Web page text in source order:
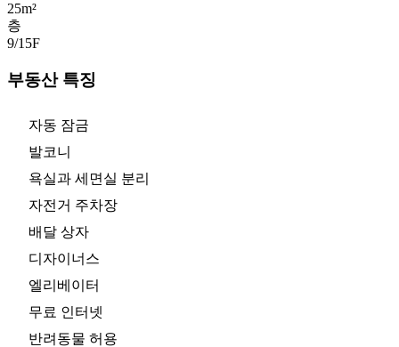
25m²
층
9/15F
부동산 특징
자동 잠금
발코니
욕실과 세면실 분리
자전거 주차장
배달 상자
디자이너스
엘리베이터
무료 인터넷
반려동물 허용